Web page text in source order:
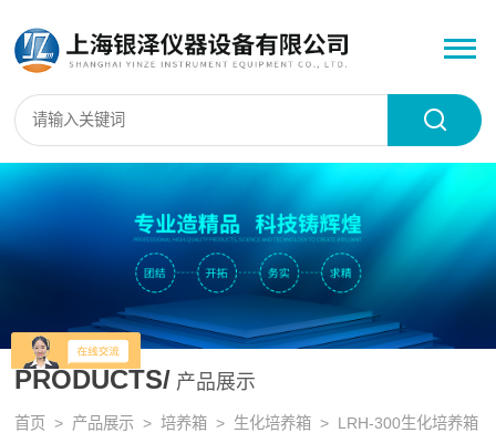
PRODUCTS/ 产品展示
首页 > 产品展示 >培养箱 > 生化培养箱 > LRH-300生化培养箱